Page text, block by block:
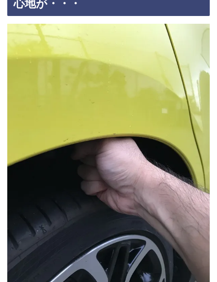
心地が・・・